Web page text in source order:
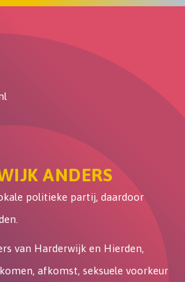
ANDERS
politieke partij, daardoor
van Harderwijk en Hierden,
afkomst, seksuele voorkeur